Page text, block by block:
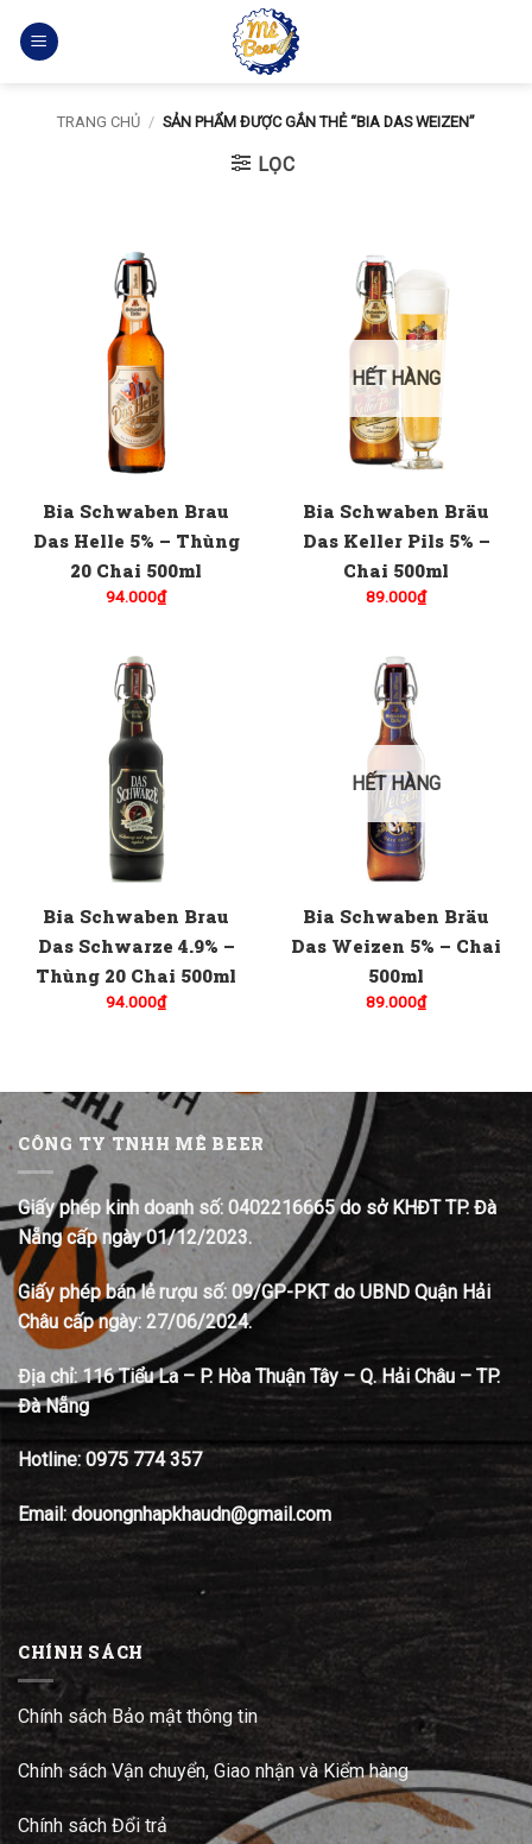
qua
TRANG CHỦ / SẢN PHẨM ĐƯỢC GẮN THẺ “BIA DAS WEIZEN”
LỌC
Bia Schwaben Brau
Das Helle 5% – Thùng
20 Chai 500ml
94.000₫
HẾT HÀNG
Bia Schwaben Bräu
Das Keller Pils 5% –
Chai 500ml
89.000₫
Bia Schwaben Brau
Das Schwarze 4.9% –
Thùng 20 Chai 500ml
94.000₫
HẾT HÀNG
Bia Schwaben Bräu
Das Weizen 5% – Chai
500ml
89.000₫
CÔNG TY TNHH MÊ BEER
Giấy phép kinh doanh số: 0402216665 do sở KHĐT TP. Đà
Nẵng cấp ngày 01/12/2023.
Giấy phép bán lẻ rượu số: 09/GP-PKT do UBND Quận Hải
Châu cấp ngày: 27/06/2024.
Địa chỉ: 116 Tiểu La – P. Hòa Thuận Tây – Q. Hải Châu – TP.
Đà Nẵng
Hotline: 0975 774 357
Email: douongnhapkhaudn@gmail.com
CHÍNH SÁCH
Chính sách Bảo mật thông tin
Chính sách Vận chuyển, Giao nhận và Kiểm hàng
Chính sách Đổi trả